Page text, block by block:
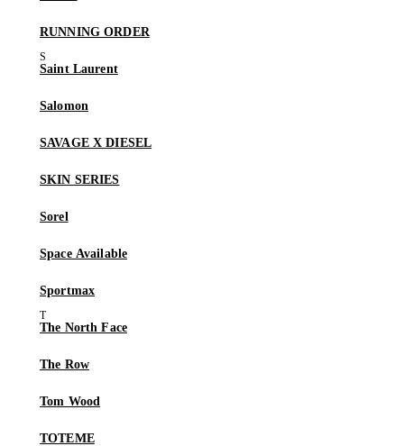
RUNNING ORDER
Saint Laurent
Salomon
SAVAGE X DIESEL
SKIN SERIES
Sorel
Space Available
Sportmax
The North Face
The Row
Tom Wood
TOTEME